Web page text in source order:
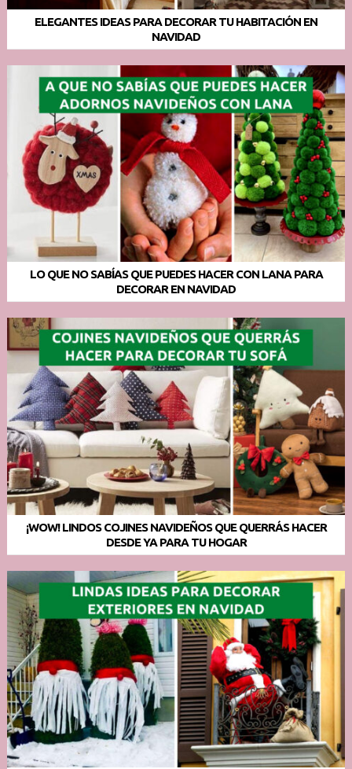
ELEGANTES IDEAS PARA DECORAR TU HABITACIÓN EN
NAVIDAD
LO QUE NO SABÍAS QUE PUEDES HACER CON LANA PARA
DECORAR EN NAVIDAD
¡WOW! LINDOS COJINES NAVIDEÑOS QUE QUERRÁS HACER
DESDE YA PARA TU HOGAR